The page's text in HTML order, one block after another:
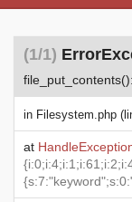
(1/1)
in Filesystem.php
at